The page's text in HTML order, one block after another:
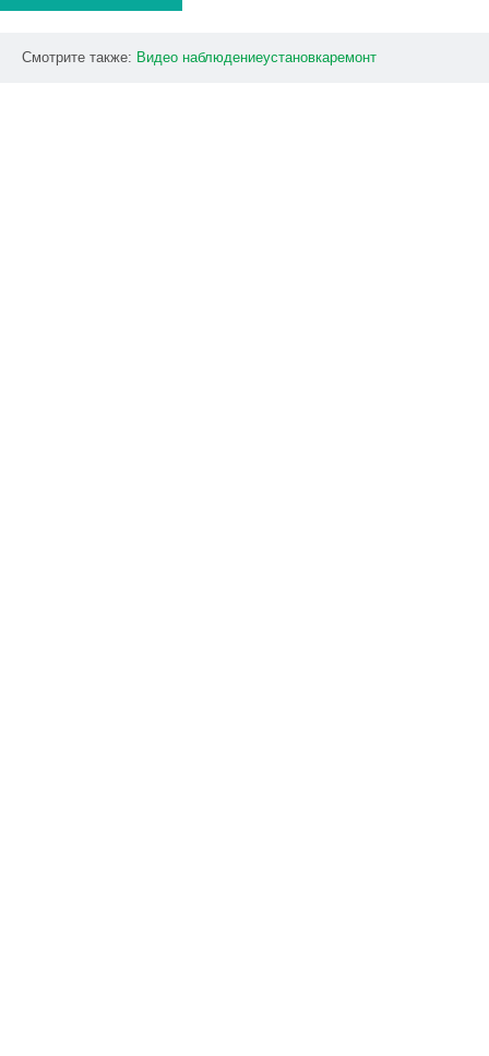
Смотрите также: Видео наблюдениеустановкаремонт